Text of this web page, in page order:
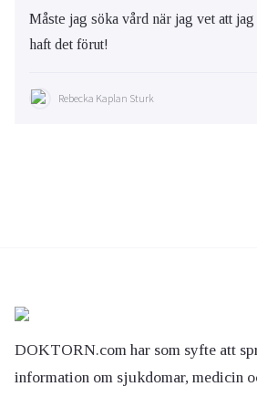
Måste jag söka vård när jag vet att
haft det förut!
Rebecka Kaplan Sturk
DOKTORN.com har som syfte att
information om sjukdomar, medicin